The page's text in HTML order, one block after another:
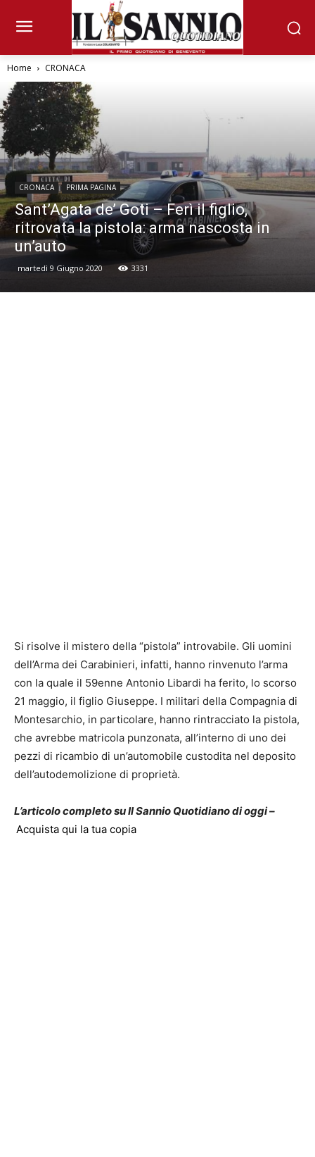
Home CRONACA
CRONACA PRIMA PAGINA
Sant’Agata de’ Goti – Ferì il figlio,
ritrovata la pistola: arma nascosta in
un’auto
martedì 9 Giugno 2020 3331
Si risolve il mistero della “pistola” introvabile. Gli uomini
dell’Arma dei Carabinieri, infatti, hanno rinvenuto l’arma
con la quale il 59enne Antonio Libardi ha ferito, lo scorso
21 maggio, il figlio Giuseppe. I militari della Compagnia di
Montesarchio, in particolare, hanno rintracciato la pistola,
che avrebbe matricola punzonata, all’interno di uno dei
pezzi di ricambio di un’automobile custodita nel deposito
dell’autodemolizione di proprietà.
L’articolo completo su Il Sannio Quotidiano di oggi –
Acquista qui la tua copia